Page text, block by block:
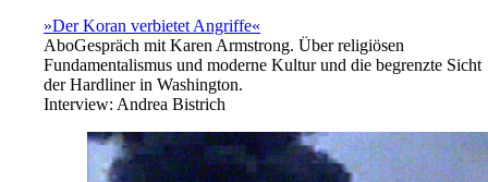
»Der Koran verbietet Angriffe«
AboGespräch mit Karen Armstrong. Über religiösen
Fundamentalismus und moderne Kultur und die begrenzte Sicht
der ­Hardliner in Washington.
Interview: Andrea Bistrich